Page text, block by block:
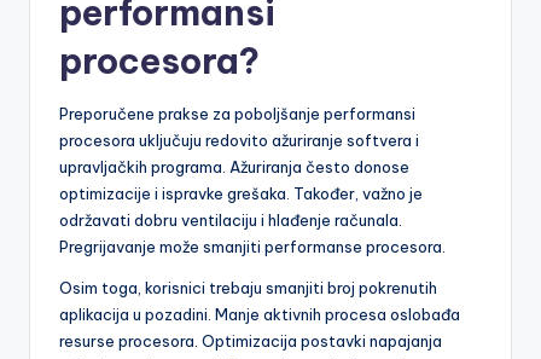
prakse za poboljšanje
performansi
procesora?
Preporučene prakse za poboljšanje performansi
procesora uključuju redovito ažuriranje softvera i
upravljačkih programa. Ažuriranja često donose
optimizacije i ispravke grešaka. Također, važno je
održavati dobru ventilaciju i hlađenje računala.
Pregrijavanje može smanjiti performanse procesora.
Osim toga, korisnici trebaju smanjiti broj pokrenutih